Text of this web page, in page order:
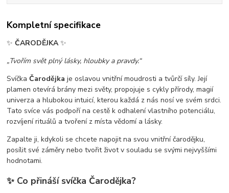
Kompletní specifikace
✨ ČARODĚJKA✨
„Tvořím svět plný lásky, hloubky a pravdy.“
SvíčkaČarodějka je oslavou vnitřní moudrosti a tvůrčí síly. Její
plamen otevírá brány mezi světy, propojuje s cykly přírody, magií
univerza a hlubokou intuicí, kterou každá z nás nosí ve svém srdci.
Tato svíce vás podpoří na cestě k odhalení vlastního potenciálu,
rozvíjení rituálů a tvoření z místa vědomí a lásky.
Zapalte ji, kdykoli se chcete napojit na svou vnitřní čarodějku,
posílit své záměry nebo tvořit život v souladu se svými nejvyššími
hodnotami.
✨ Co přináší svíčka Čarodějka?